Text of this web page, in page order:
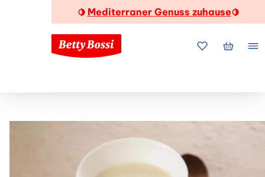
🍋 Mediterraner Genuss zuhause🍋
MeineMein